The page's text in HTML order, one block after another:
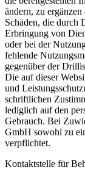
ändern, zu
Schäden, die durch
Erbringung von
oder bei der
fehlende
gegenüber der
Die auf dieser
und
schriftlichen
lediglich auf den
Gebrauch. Bei
GmbH sowohl zu
verpflichtet.
Kontaktstelle für